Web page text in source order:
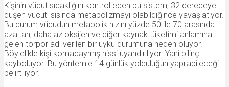
Kişinin vücut sıcaklığını kontrol eden bu sistem, 32 dereceye
düşen vücut ısısında metabolizmayı olabildiğince yavaşlatıyor.
Bu durum vücudun metabolik hızını yüzde 50 ile 70 arasında
azaltan, daha az oksijen ve diğer kaynak tüketimi anlamına
gelen torpor adı verilen bir uyku durumuna neden oluyor.
Böylelikle kişi komadaymış hissi uyandırılıyor. Yani bilinç
kayboluyor. Bu yöntemle 14 günlük yolculuğun yapılabileceği
belirtiliyor.